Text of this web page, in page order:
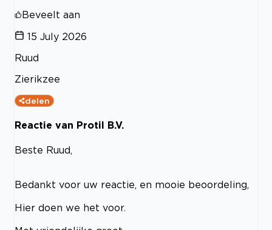
Beveelt aan
15 July 2026
Ruud
Zierikzee
delen
Reactie van Protil B.V.
Beste Ruud,
Bedankt voor uw reactie, en mooie beoordeling,
Hier doen we het voor.